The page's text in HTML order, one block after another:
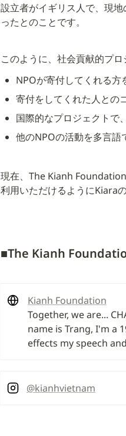
設立者がイギリス人で、現
ったとのことです。
このように、社会貢献的プ
NPOが寄付してくれる方
寄付をしてくれた人との
国際的なプロジェクトで
他のNPOの活動を多言語
現在、The Kianh
利用いただけるようにKiara
■The Kianh
Kianh Foundation
Together, we are...
name is Trang, I'm a
effects my speech
@kianhvietnam